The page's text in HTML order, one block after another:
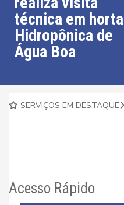
técnica em horta
Hidropônica de
Água Boa
SERVIÇOS EM DESTAQUE
Acesso Rápido